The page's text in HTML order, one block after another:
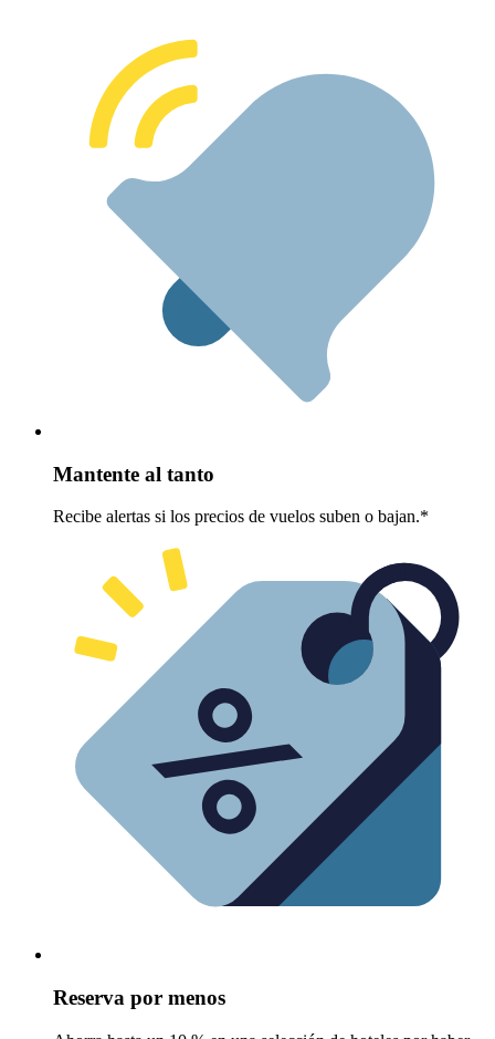
Mantente al tanto
Recibe alertas si los precios de vuelos suben o bajan.*
Reserva por menos